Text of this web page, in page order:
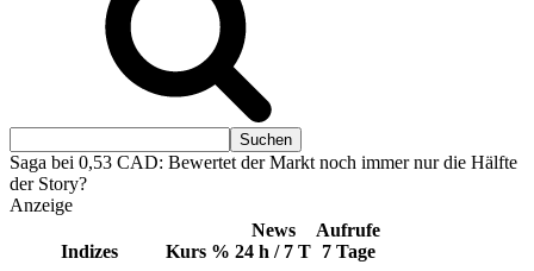
Saga bei 0,53 CAD: Bewertet der Markt noch immer nur die Hälfte
der Story?
Anzeige
Indizes Kurs %
News
24 h / 7 T
Aufrufe
7 Tage